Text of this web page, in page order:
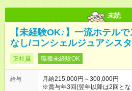
未読
【未経験OK♪】一流ホテル
なし/コンシェルジュアシス
正社員 職種未経験OK
給与
月給215,000円～300,000円
※賞与年3回(翌年以降は2回と